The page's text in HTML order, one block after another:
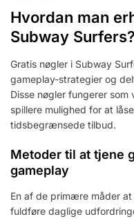
Hvordan man
Subway Surfers?
Gratis nøgler i Subway
gameplay-strategier og
Disse nøgler fungerer
spillere mulighed for at
tidsbegrænsede tilbud.
Metoder til at tjene
gameplay
En af de primære måder
fuldføre daglige